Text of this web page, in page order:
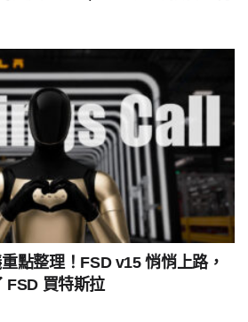
點整理！FSD v15 悄悄上路，
FSD 買特斯拉